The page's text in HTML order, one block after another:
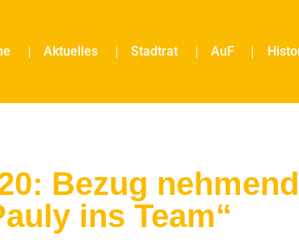
Aktuelles Stadtrat AuF
Bezug
ins Team“